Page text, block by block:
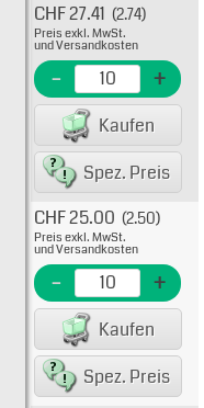
EME
CHF 27.41 (2.74)
Preis exkl. MwSt.
und Versandkosten
- +
Kaufen
Spez. Preis
Typ:
EME
CHF 25.00 (2.50)
Preis exkl. MwSt.
und Versandkosten
- +
Kaufen
Spez. Preis